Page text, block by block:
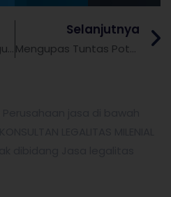
SBU BS013 untuk Bangunan Sipil Minyak dan Gas Bumi
Selanjutnya
Mengupas Tuntas Potongan PPh SBUJK dan Tarif Pajak Jasa Konstruksi